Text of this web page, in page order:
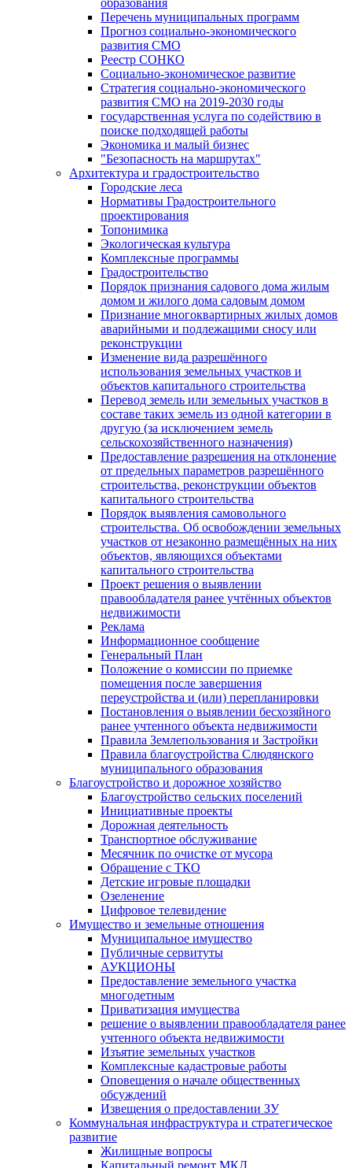
образования
Перечень муниципальных программ
Прогноз социально-экономического
развития СМО
Реестр СОНКО
Социально-экономическое развитие
Стратегия социально-экономического
развития СМО на 2019-2030 годы
государственная услуга по содействию в
поиске подходящей работы
Экономика и малый бизнес
"Безопасность на маршрутах"
Архитектура и градостроительство
Городские леса
Нормативы Градостроительного
проектирования
Топонимика
Экологическая культура
Комплексные программы
Градостроительство
Порядок признания садового дома жилым
домом и жилого дома садовым домом
Признание многоквартирных жилых домов
аварийными и подлежащими сносу или
реконструкции
Изменение вида разрешённого
использования земельных участков и
объектов капитального строительства
Перевод земель или земельных участков в
составе таких земель из одной категории в
другую (за исключением земель
сельскохозяйственного назначения)
Предоставление разрешения на отклонение
от предельных параметров разрешённого
строительства, реконструкции объектов
капитального строительства
Порядок выявления самовольного
строительства. Об освобождении земельных
участков от незаконно размещённых на них
объектов, являющихся объектами
капитального строительства
Проект решения о выявлении
правообладателя ранее учтённых объектов
недвижимости
Реклама
Информационное сообщение
Генеральный План
Положение о комиссии по приемке
помещения после завершения
переустройства и (или) перепланировки
Постановления о выявлении бесхозяйного
ранее учтенного объекта недвижимости
Правила Землепользования и Застройки
Правила благоустройства Слюдянского
муниципального образования
Благоустройство и дорожное хозяйство
Благоустройство сельских поселений
Инициативные проекты
Дорожная деятельность
Транспортное обслуживание
Месячник по очистке от мусора
Обращение с ТКО
Детские игровые площадки
Озеленение
Цифровое телевидение
Имущество и земельные отношения
Муниципальное имущество
Публичные сервитуты
АУКЦИОНЫ
Предоставление земельного участка
многодетным
Приватизация имущества
решение о выявлении правообладателя ранее
учтенного объекта недвижимости
Изъятие земельных участков
Комплексные кадастровые работы
Оповещения о начале общественных
обсуждений
Извещения о предоставлении ЗУ
Коммунальная инфраструктура и стратегическое
развитие
Жилищные вопросы